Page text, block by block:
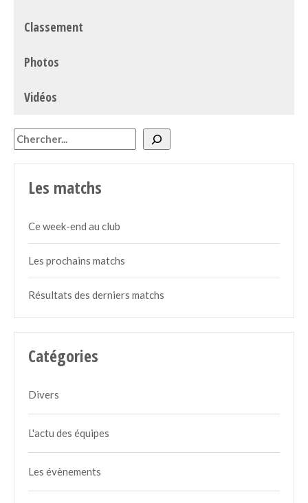
Classement
Photos
Vidéos
Rechercher
Les matchs
Ce week-end au club
Les prochains matchs
Résultats des derniers matchs
Catégories
Divers
L'actu des équipes
Les évènements